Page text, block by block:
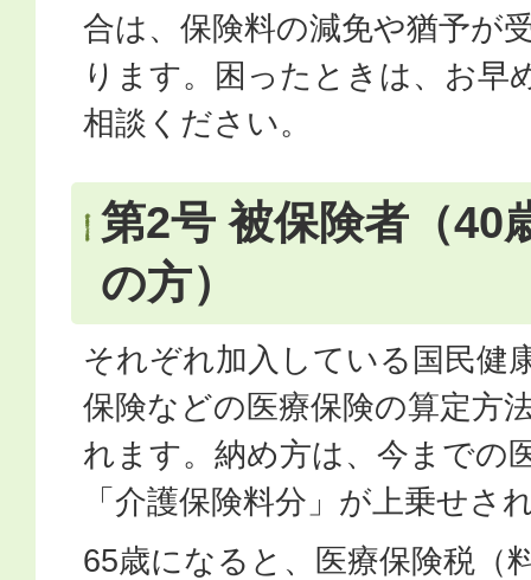
合は、保険料の減免や猶予が
ります。困ったときは、お早
相談ください。
第2号 被保険者（40
の方）
それぞれ加入している国民健
保険などの医療保険の算定方
れます。納め方は、今までの
「介護保険料分」が上乗せさ
65歳になると、医療保険税（